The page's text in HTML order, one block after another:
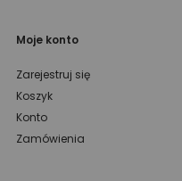
Moje konto
Zarejestruj się
Koszyk
Konto
Zamówienia